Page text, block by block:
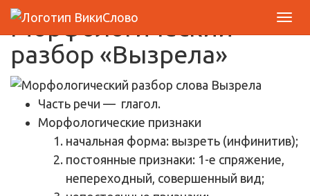
Морфологический
разбор «Вызрела»
Часть речи — глагол.
Морфологические признаки
начальная форма: вызреть (инфинитив);
постоянные признаки: 1-е спряжение,
непереходный, совершенный вид;